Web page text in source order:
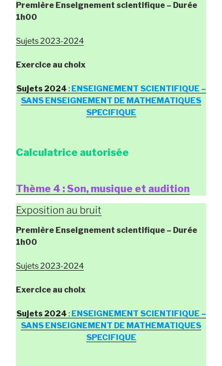
Première Enseignement scientifique – Durée
1h00
Sujets 2023-2024
Exercice au choix
Sujets 2024 : ENSEIGNEMENT SCIENTIFIQUE –
SANS ENSEIGNEMENT DE MATHEMATIQUES
SPECIFIQUE
Calculatrice autorisée
Thème 4 : Son, musique et audition
Exposition au bruit
Première Enseignement scientifique – Durée
1h00
Sujets 2023-2024
Exercice au choix
Sujets 2024 : ENSEIGNEMENT SCIENTIFIQUE –
SANS ENSEIGNEMENT DE MATHEMATIQUES
SPECIFIQUE